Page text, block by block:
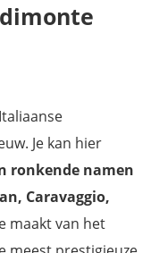
Je kan hier
ronkende namen
Caravaggio,
maakt van het